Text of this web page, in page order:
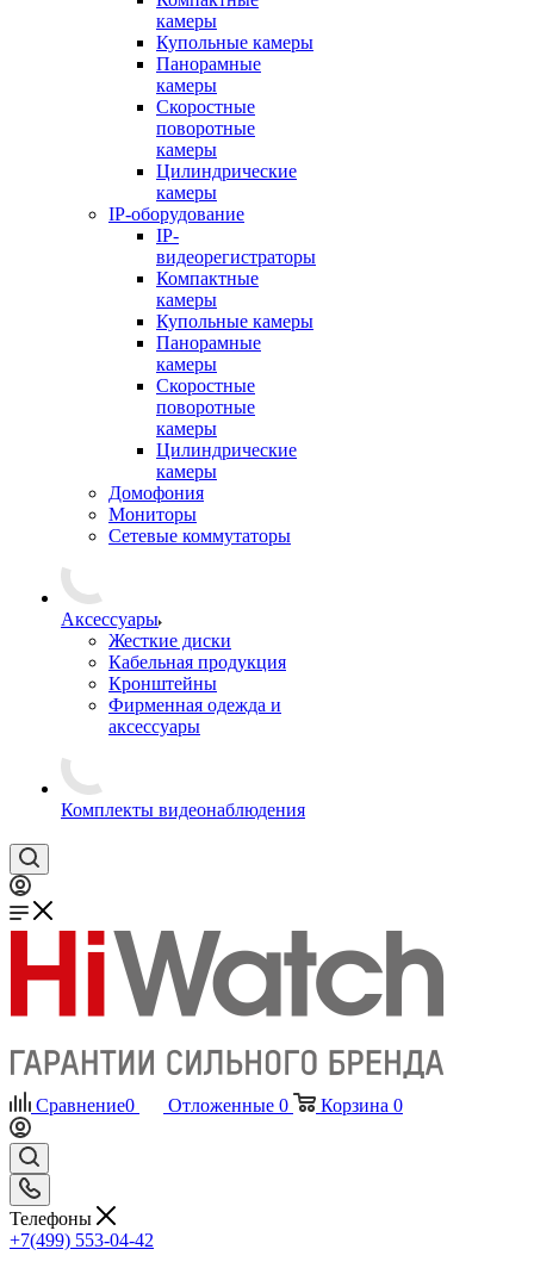
камеры
Купольные камеры
Панорамные
камеры
Скоростные
поворотные
камеры
Цилиндрические
камеры
IP-оборудование
IP-
видеорегистраторы
Компактные
камеры
Купольные камеры
Панорамные
камеры
Скоростные
поворотные
камеры
Цилиндрические
камеры
Домофония
Мониторы
Сетевые коммутаторы
Аксессуары
Жесткие диски
Кабельная продукция
Кронштейны
Фирменная одежда и
аксессуары
Комплекты видеонаблюдения
Сравнение0 Отложенные 0 Корзина 0
Телефоны
+7(499) 553-04-42